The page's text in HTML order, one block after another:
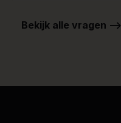
Bekijk alle vragen -->